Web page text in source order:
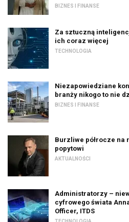
BIZNES I FINANSE
Za sztuczną
ich coraz więcej
TECHNOLOGIA
Niezapowiedziane
branży nikogo to nie
BIZNES I FINANSE
Burzliwe półrocze na
popytowi
AKTUALNOŚCI
Administratorzy –
cyfrowego świata
Officer, ITDS